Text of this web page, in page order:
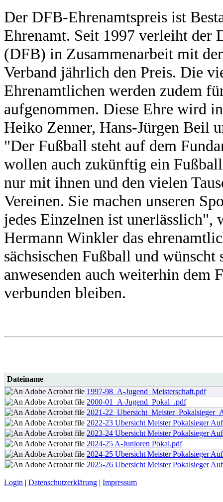
Der DFB-Ehrenamtspreis ist
Ehrenamt. Seit 1997 verleiht der
(DFB) in Zusammenarbeit mit
Verband jährlich den Preis. Die
Ehrenamtlichen werden zudem
aufgenommen. Diese Ehre wird
Heiko Zenner, Hans-Jürgen Beil
"Der Fußball steht auf dem
wollen auch zukünftig ein
nur mit ihnen und den vielen
Vereinen. Sie machen unseren
jedes Einzelnen ist unerlässlich",
Hermann Winkler das
sächsischen Fußball und wünscht
anwesenden auch weiterhin dem
verbunden bleiben.
Dateiname
1997-98_A-Jugend_Meisterschaft.pdf
2000-01_A-Jugend_Pokal_.pdf
2021-
2022-23 Ubersicht Meister Pokalsieger
2023-24 Ubersicht Meister Pokalsieger
2024-25 A-Junioren Pokal.pdf
2024-25 Ubersicht Meister Pokalsieger
2025-26 Ubersicht Meister Pokalsieger
Login | Datenschutzerklärung | Impressum